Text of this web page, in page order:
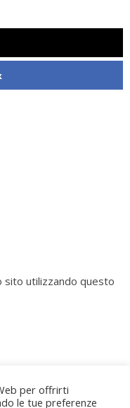
sito utilizzando questo
per offrirti
le tue preferenze